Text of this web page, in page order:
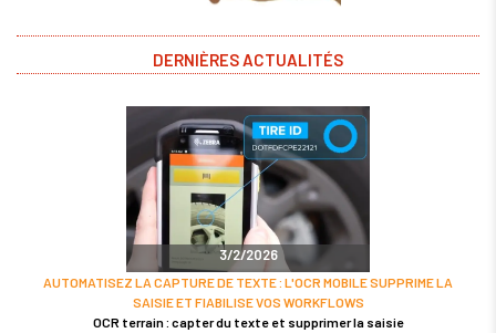
DERNIÈRES ACTUALITÉS
3/2/2026
AUTOMATISEZ LA CAPTURE DE TEXTE : L'OCR MOBILE SUPPRIME LA
SAISIE ET FIABILISE VOS WORKFLOWS
OCR terrain : capter du texte et supprimer la saisie